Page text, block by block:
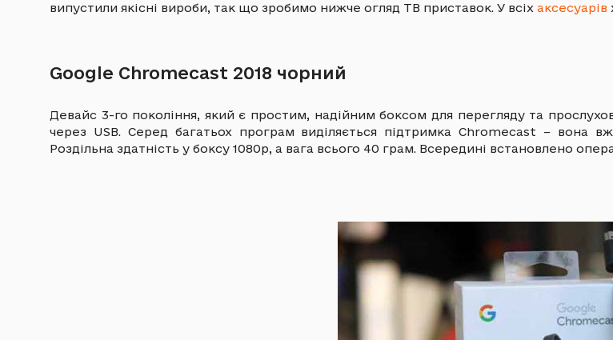
випустили якісні вироби, так що зробимо нижче огляд ТВ приставок. У всіх аксесуарів
Google Chromecast 2018 чорний
Девайс 3-го покоління, який є простим, надійним боксом для перегляду та
через USB. Серед багатьох програм виділяється підтримка Chromecast – вона
Роздільна здатність у боксу 1080р, а вага всього 40 грам. Всередині встановлено